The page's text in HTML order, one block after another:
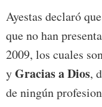
Ayestas declaró
que no han
2009, los cuales
yGracias a Dios,
de ningún